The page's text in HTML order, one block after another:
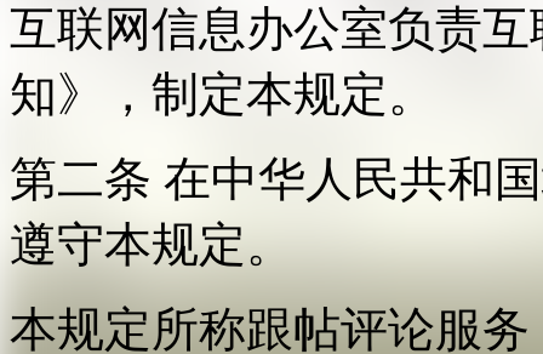
互联网信息办公室负责
知》，制定本规定。
第二条 在中华人民共和
遵守本规定。
本规定所称跟帖评论服